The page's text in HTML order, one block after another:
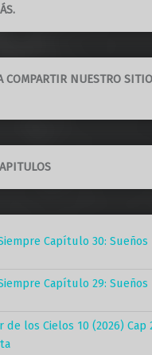
COMPARTIR NUESTRO
Capítulo 30:
Capítulo 29:
de los Cielos 10 (2026) Cap